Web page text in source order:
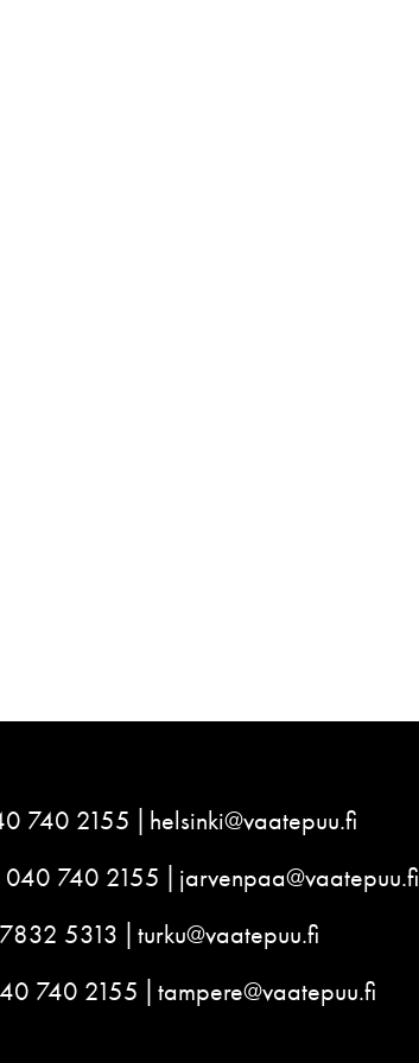
740 2155
helsinki@vaatepuu.fi
040 740 2155
jarvenpaa@vaatepuu.fi
5313
turku@vaatepuu.fi
740 2155 tampere@vaatepuu.fi